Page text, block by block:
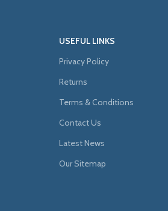
USEFUL LINKS
Privacy Policy
Returns
Terms & Conditions
Contact Us
Latest News
Our Sitemap